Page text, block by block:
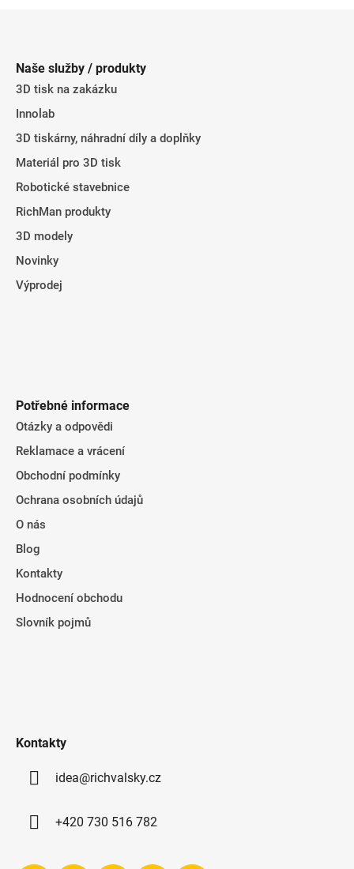
Naše služby / produkty
3D tisk na zakázku
Innolab
3D tiskárny, náhradní díly a doplňky
Materiál pro 3D tisk
Robotické stavebnice
RichMan produkty
3D modely
Novinky
Výprodej
Potřebné informace
Otázky a odpovědi
Reklamace a vrácení
Obchodní podmínky
Ochrana osobních údajů
O nás
Blog
Kontakty
Hodnocení obchodu
Slovník pojmů
Kontakty
idea@richvalsky.cz
+420 730 516 782